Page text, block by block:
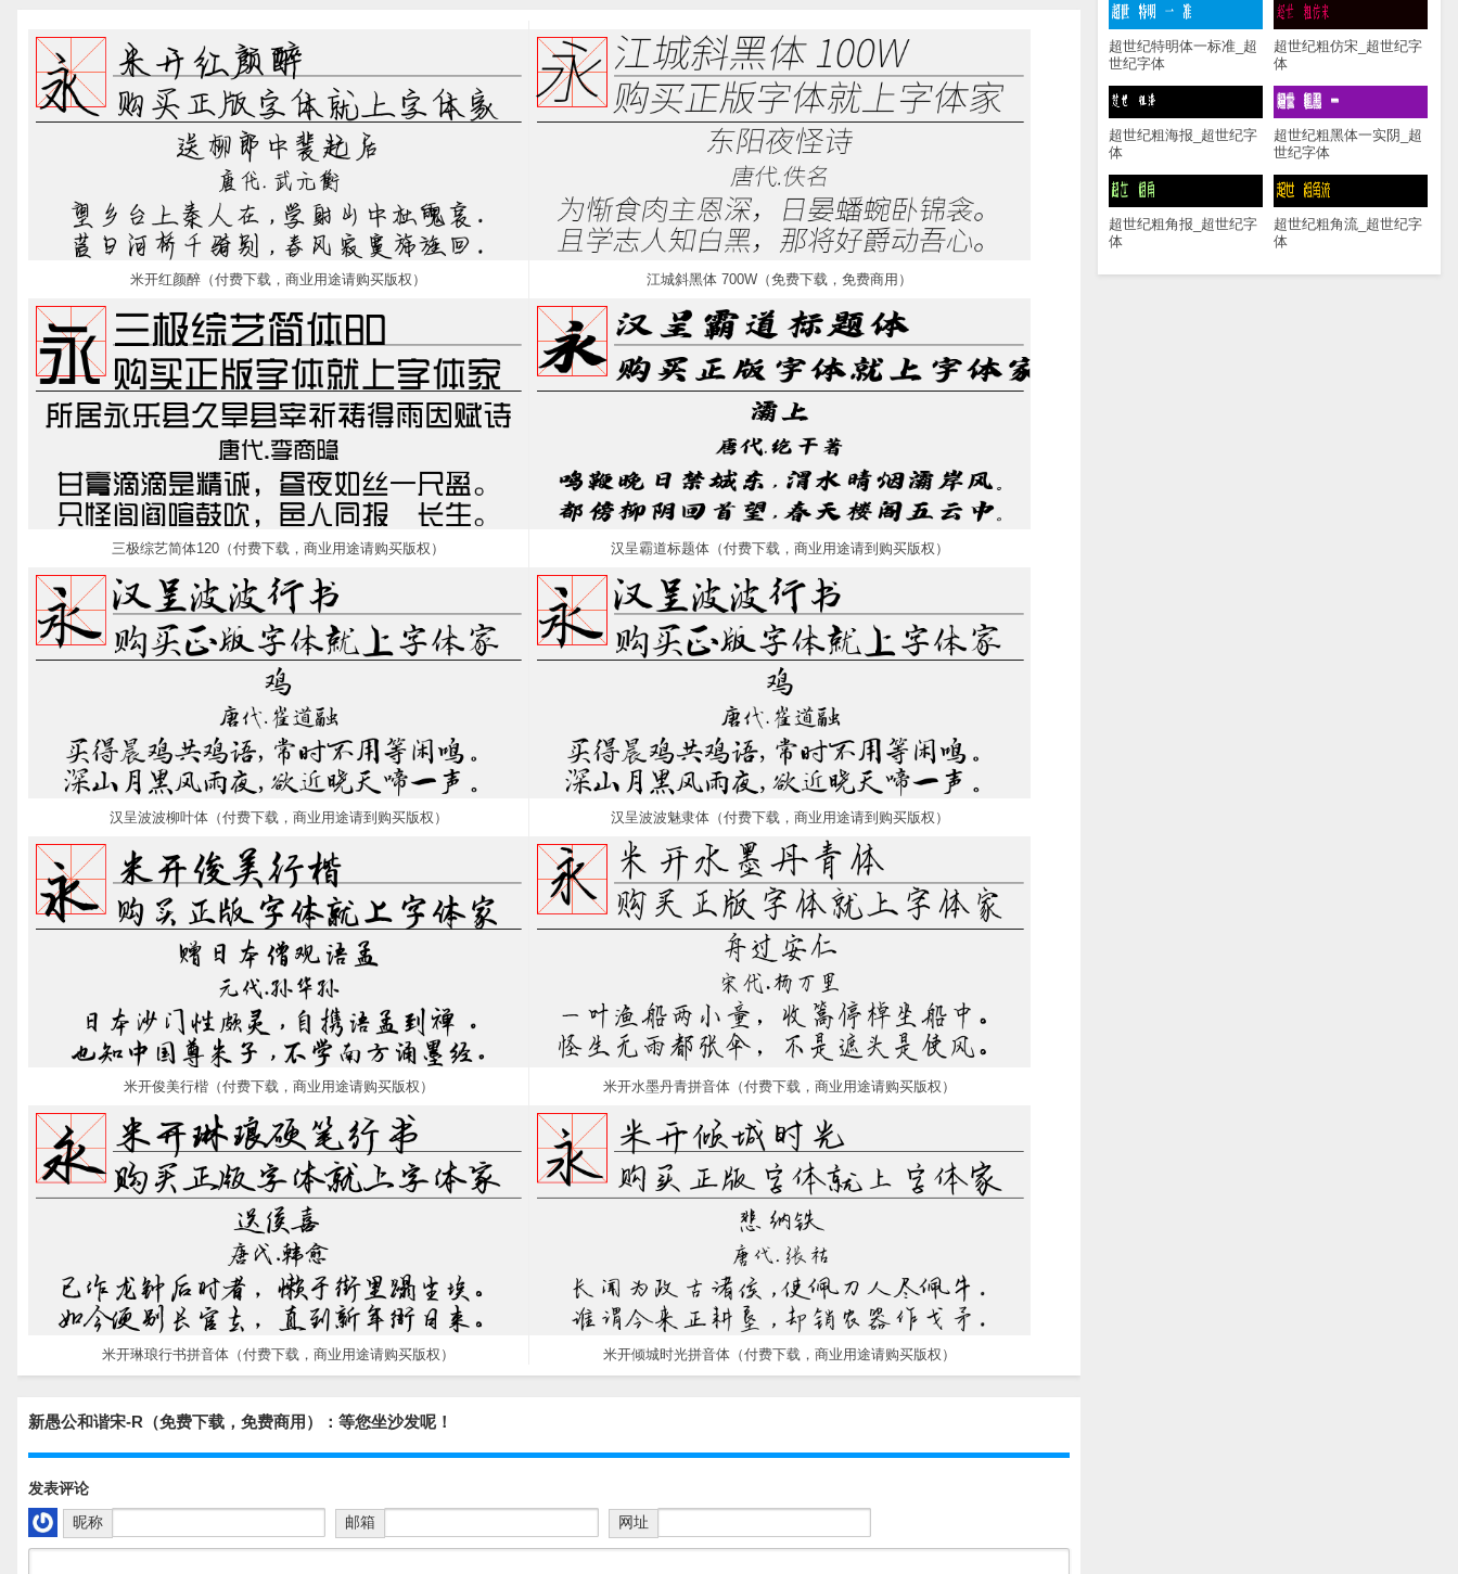
超世纪特明体一标准_超
世纪字体
超世纪粗仿宋_超世纪字
体
超世纪粗海报_超世纪字
体
超世纪粗黑体一实阴_超
世纪字体
超世纪粗角报_超世纪字
体
超世纪粗角流_超世纪字
体
米开红颜醉（付费下载，商业用途请购买版权） 江城斜黑体 700W（免费下载，免费商用）
三极综艺简体120（付费下载，商业用途请购买版权） 汉呈霸道标题体（付费下载，商业用途请到购买版权）
汉呈波波柳叶体（付费下载，商业用途请到购买版权） 汉呈波波魅隶体（付费下载，商业用途请到购买版权）
米开俊美行楷（付费下载，商业用途请购买版权） 米开水墨丹青拼音体（付费下载，商业用途请购买版权）
米开琳琅行书拼音体（付费下载，商业用途请购买版权） 米开倾城时光拼音体（付费下载，商业用途请购买版权）
新愚公和谐宋-R（免费下载，免费商用）：等您坐沙发呢！
发表评论
昵称
邮箱 网址